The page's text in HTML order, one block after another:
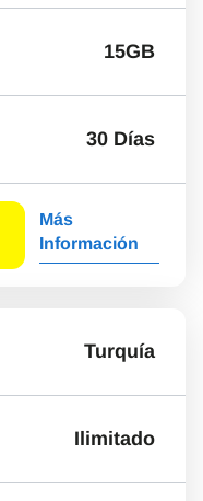
15GB
30 Días
Más
Información
Turquía
Ilimitado